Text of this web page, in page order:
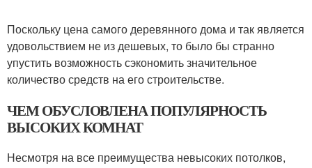
Поскольку цена самого деревянного дома и так является
удовольствием не из дешевых, то было бы странно
упустить возможность сэкономить значительное
количество средств на его строительстве.
ЧЕМ ОБУСЛОВЛЕНА ПОПУЛЯРНОСТЬ
ВЫСОКИХ КОМНАТ
Несмотря на все преимущества невысоких потолков,